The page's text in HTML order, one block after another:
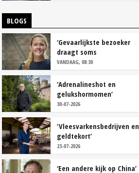
BLOGS
‘Gevaarlijkste bezoeker
draagt soms
overschoenen’
VANDAAG, 08:30
‘Adrenalineshot en
gelukshormomen’
30-07-2026
‘Vleesvarkensbedrijven en
geldtekort’
23-07-2026
‘Een andere kijk op China’